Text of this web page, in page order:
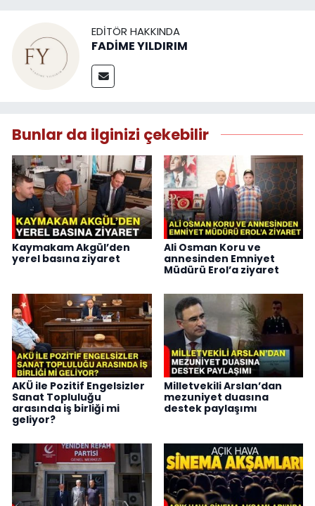
EDITÖR HAKKINDA
FADİME YILDIRIM
Bunlar da ilginizi çekebilir
Kaymakam Akgül’den
yerel basına ziyaret
Ali Osman Koru ve
annesinden Emniyet
Müdürü Erol’a ziyaret
AKÜ ile Pozitif Engelsizler
Sanat Topluluğu
arasında iş birliği mi
geliyor?
Milletvekili Arslan’dan
mezuniyet duasına
destek paylaşımı